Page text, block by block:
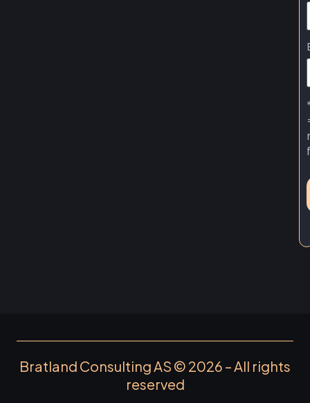
Bratland Consulting AS © 2026 – All rights
reserved